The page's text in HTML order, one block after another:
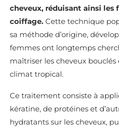
cheveux, réduisant ainsi
coiffage. Cette technique
sa méthode d’origine,
femmes ont longtemps
maîtriser les cheveux
climat tropical.
Ce traitement consiste à
kératine, de protéines et
hydratants sur les cheveux,